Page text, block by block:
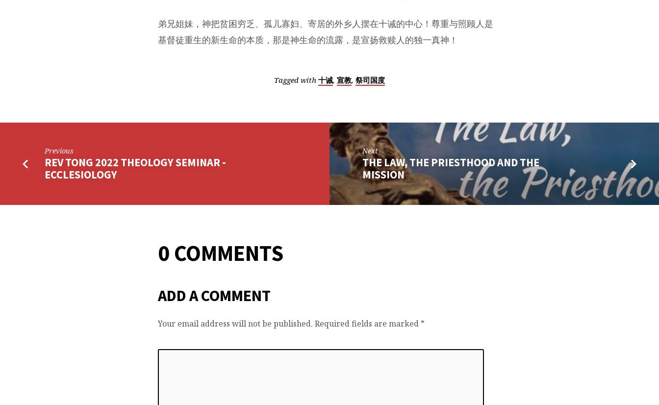
弟兄姐妹，神把贫困穷乏、孤儿寡妇、寄居的外乡人摆在十诫的中心！尊重与照顾人是
基督徒重生的新生命的本质，那是神生命的流露，是宣扬救赎人的独一真神！
Tagged with 十诫, 宣教, 祭司国度
Previous
REV TONG 2022 THEOLOGY SEMINAR -
ECCLESIOLOGY
Next
THE LAW, THE PRIESTHOOD AND THE
MISSION
0 COMMENTS
ADD A COMMENT
Your email address will not be published. Required fields are marked *